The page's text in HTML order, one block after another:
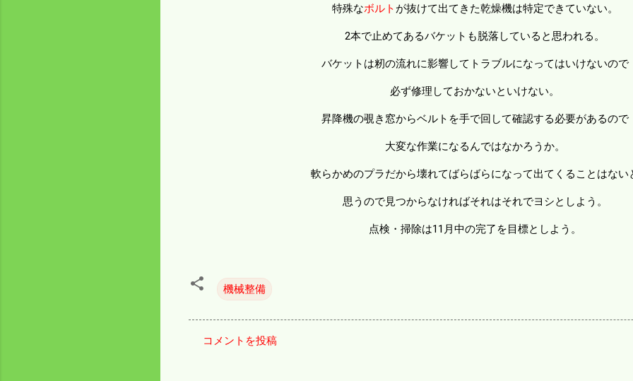
特殊なボルト が抜けて出てきた乾燥機は特定できていない。
2本で止めてあるバケットも脱落していると思われる。
バケットは籾の流れに影響してトラブルになってはいけないので
必ず修理しておかないといけない。
昇降機の覗き窓からベルトを手で回して確認する必要があるので
大変な作業になるんではなかろうか。
軟らかめのプラだから壊れてばらばらになって出てくることはない
思うので見つからなければそれはそれでヨシとしよう。
点検・掃除は11月中の完了を目標としよう。
機械整備
コメントを投稿